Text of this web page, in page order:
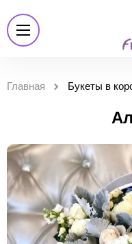
Главная Букеты в